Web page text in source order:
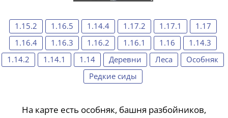
1.15.2 1.16.5 1.14.4 1.17.2 1.17.1
1.17
1.16.4
1.16.3 1.16.2 1.16.1 1.16
1.14.3
1.14.2
1.14.1 1.14 Деревни Леса
Особняк
Редкие сиды
На карте есть особняк, башня разбойников,